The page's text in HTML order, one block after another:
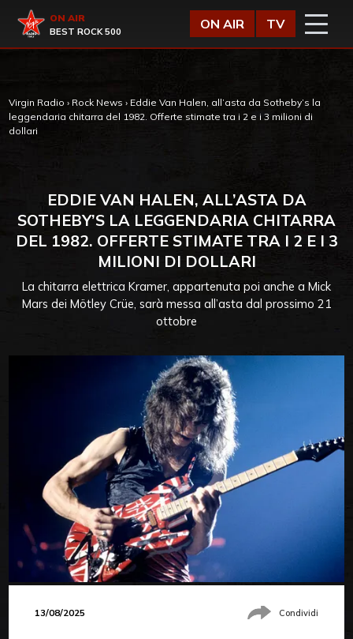
Virgin Radio
ON AIR
BEST ROCK 500
ON AIR TV
Virgin Radio › Rock News › Eddie Van Halen, all’asta da Sotheby’s la
leggendaria chitarra del 1982. Offerte stimate tra i 2 e i 3 milioni di
dollari
EDDIE VAN HALEN, ALL’ASTA DA
SOTHEBY’S LA LEGGENDARIA CHITARRA
DEL 1982. OFFERTE STIMATE TRA I 2 E I 3
MILIONI DI DOLLARI
La chitarra elettrica Kramer, appartenuta poi anche a Mick
Mars dei Mötley Crüe, sarà messa all’asta dal prossimo 21
ottobre
13/08/2025 Condividi